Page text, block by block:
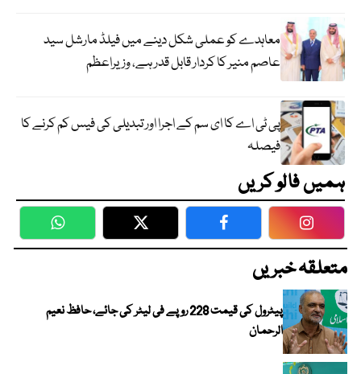
معاہدے کو عملی شکل دینے میں فیلڈ مارشل سید
عاصم منیر کا کردار قابل قدر ہے، وزیراعظم
پی ٹی اے کا ای سم کے اجرا اور تبدیلی کی فیس کم کرنے کا
فیصلہ
ہمیں فالو کریں
WhatsApp Twitter Facebook
متعلقہ خبریں
پیٹرول کی قیمت 228 روپے فی لیٹر کی جائے، حافظ نعیم
الرحمان